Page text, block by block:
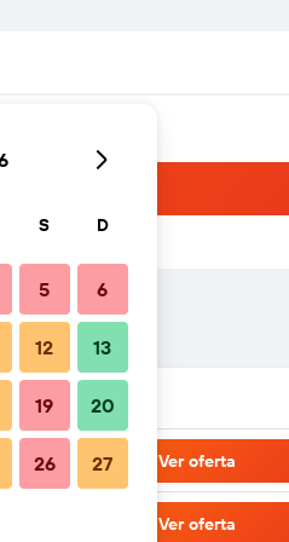
Ver oferta
Ver oferta
S D
5 6
12 13
19 20
26 27